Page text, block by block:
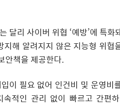
달리 사이버 위협 ‘예방’에 특
해 알려지지 않은 지능형 위
안책을 제공한다.
이 필요 없어 인건비 및 운영
적인 관리 없이 빠르고 간편